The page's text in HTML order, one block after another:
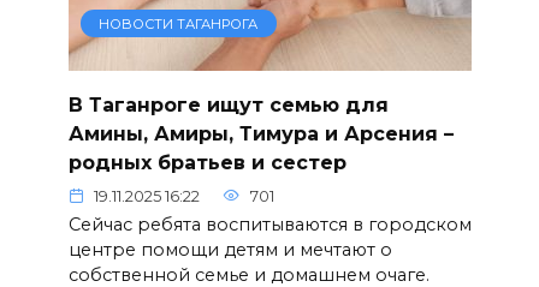
НОВОСТИ ТАГАНРОГА
В Таганроге ищут семью для
Амины, Амиры, Тимура и Арсения –
родных братьев и сестер
19.11.2025 16:22 701
Сейчас ребята воспитываются в городском
центре помощи детям и мечтают о
собственной семье и домашнем очаге.